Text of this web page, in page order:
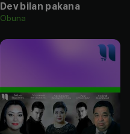
Dev bilan pakana
Obuna